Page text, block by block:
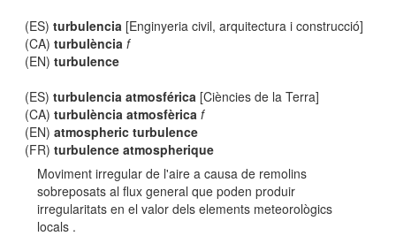
(ES)turbulencia [Enginyeria civil, arquitectura i construcció]
(CA)turbulència f
(EN)turbulence
(ES)turbulencia atmosférica [Ciències de la Terra]
(CA)turbulència atmosfèrica f
(EN)atmospheric turbulence
(FR)turbulence atmospherique
Moviment irregular de l'aire a causa de remolins
sobreposats al flux general que poden produir
irregularitats en el valor dels elements meteorològics
locals .